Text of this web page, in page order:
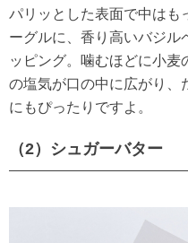
パリッとした表面で中はも
ーグルに、香り高いバジル
ッピング。噛むほどに小
の塩気が口の中に広がり
にもぴったりですよ。
（2）シュガーバター